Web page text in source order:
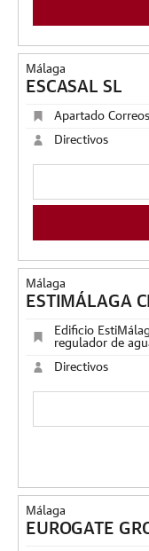
Málaga
ESCASAL SL
Apartado
Directivos
Málaga
ESTIMÁLAGA
Edificio
regulador de
Directivos
Málaga
EUROGATE